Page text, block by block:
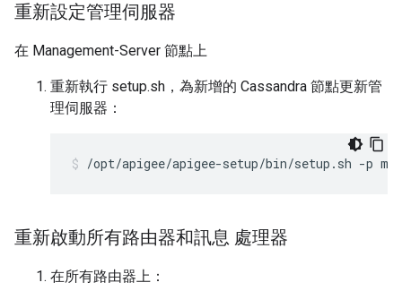
重新設定管理伺服器
在 Management-Server 節點上
重新執行 setup.sh，為新增的 Cassandra 節點更新管
理伺服器：
/opt/apigee/apigee-setup/bin/setup.sh -p
重新啟動所有路由器和訊息 處理器
在所有路由器上：